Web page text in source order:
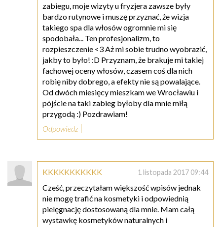
zabiegu, moje wizyty u fryzjera zawsze były
bardzo rutynowe i muszę przyznać, że wizja
takiego spa dla włosów ogromnie mi się
spodobała... Ten profesjonalizm, to
rozpieszczenie <3 Aż mi sobie trudno wyobrazić,
jakby to było! :D Przyznam, że brakuje mi takiej
fachowej oceny włosów, czasem coś dla nich
robię niby dobrego, a efekty nie są powalające.
Od dwóch miesięcy mieszkam we Wrocławiu i
pójście na taki zabieg byłoby dla mnie miłą
przygodą :) Pozdrawiam!
Odpowiedz
KKKKKKKKKKK 1 listopada 2017 09:44
Cześć, przeczytałam większość wpisów jednak
nie mogę trafić na kosmetyki i odpowiednią
pielęgnację dostosowaną dla mnie. Mam całą
wystawkę kosmetyków naturalnych i